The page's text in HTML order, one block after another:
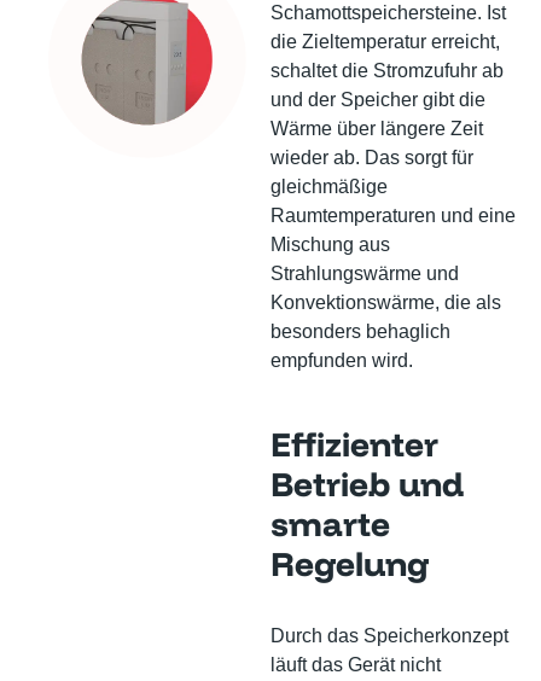
Schamottspeichersteine. Ist
die Zieltemperatur erreicht,
schaltet die Stromzufuhr ab
und der Speicher gibt die
Wärme über längere Zeit
wieder ab. Das sorgt für
gleichmäßige
Raumtemperaturen und eine
Mischung aus
Strahlungswärme und
Konvektionswärme, die als
besonders behaglich
empfunden wird.
Effizienter
Betrieb und
smarte
Regelung
Durch das Speicherkonzept
läuft das Gerät nicht